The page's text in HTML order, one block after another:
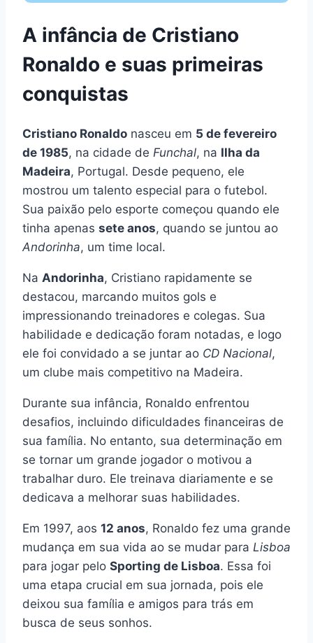
A infância de Cristiano
Ronaldo e suas primeiras
conquistas
Cristiano Ronaldo nasceu em 5 de fevereiro
de 1985, na cidade de Funchal, na Ilha da
Madeira, Portugal. Desde pequeno, ele
mostrou um talento especial para o futebol.
Sua paixão pelo esporte começou quando ele
tinha apenas sete anos, quando se juntou ao
Andorinha, um time local.
Na Andorinha, Cristiano rapidamente se
destacou, marcando muitos gols e
impressionando treinadores e colegas. Sua
habilidade e dedicação foram notadas, e logo
ele foi convidado a se juntar ao CD Nacional,
um clube mais competitivo na Madeira.
Durante sua infância, Ronaldo enfrentou
desafios, incluindo dificuldades financeiras de
sua família. No entanto, sua determinação em
se tornar um grande jogador o motivou a
trabalhar duro. Ele treinava diariamente e se
dedicava a melhorar suas habilidades.
Em 1997, aos 12 anos, Ronaldo fez uma grande
mudança em sua vida ao se mudar para Lisboa
para jogar pelo Sporting de Lisboa. Essa foi
uma etapa crucial em sua jornada, pois ele
deixou sua família e amigos para trás em
busca de seus sonhos.